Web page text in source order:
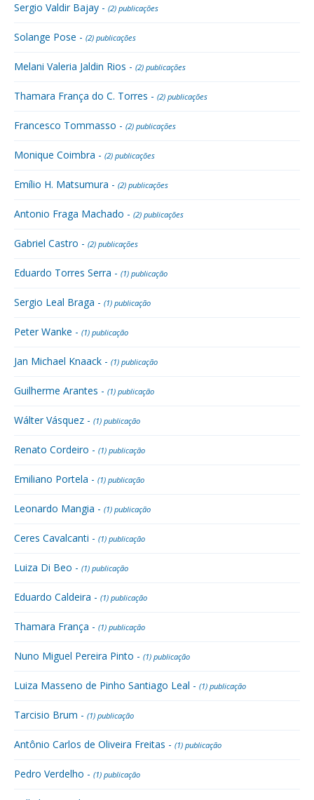
Sergio Valdir Bajay - (2) publicações
Solange Pose - (2) publicações
Melani Valeria Jaldin Rios - (2) publicações
Thamara França do C. Torres - (2) publicações
Francesco Tommasso - (2) publicações
Monique Coimbra - (2) publicações
Emílio H. Matsumura - (2) publicações
Antonio Fraga Machado - (2) publicações
Gabriel Castro - (2) publicações
Eduardo Torres Serra - (1) publicação
Sergio Leal Braga - (1) publicação
Peter Wanke - (1) publicação
Jan Michael Knaack - (1) publicação
Guilherme Arantes - (1) publicação
Wálter Vásquez - (1) publicação
Renato Cordeiro - (1) publicação
Emiliano Portela - (1) publicação
Leonardo Mangia - (1) publicação
Ceres Cavalcanti - (1) publicação
Luiza Di Beo - (1) publicação
Eduardo Caldeira - (1) publicação
Thamara França - (1) publicação
Nuno Miguel Pereira Pinto - (1) publicação
Luiza Masseno de Pinho Santiago Leal - (1) publicação
Tarcisio Brum - (1) publicação
Antônio Carlos de Oliveira Freitas - (1) publicação
Pedro Verdelho - (1) publicação